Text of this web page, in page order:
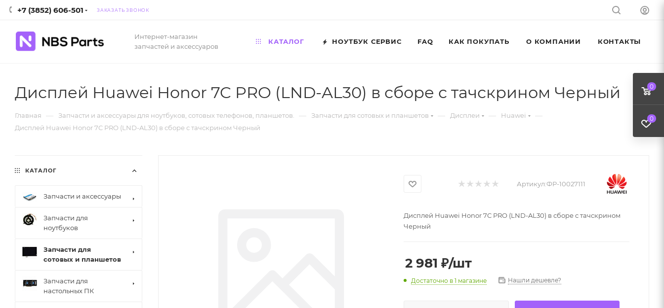
+7 (3852) 606-501 ЗАКАЗАТЬ ЗВОНОК
Интернет-магазин
запчастей и аксессуаров
КАТАЛОГ НОУТБУК СЕРВИС FAQ КАК ПОКУПАТЬ О КОМПАНИИ КОНТАКТЫ
Дисплей Huawei Honor 7C PRO (LND-AL30) в сборе с тачскрином Черный
Главная — Запчасти и аксессуары для ноутбуков, сотовых телефонов, планшетов. — Запчасти для сотовых и планшетов — Дисплеи — Huawei —
Дисплей Huawei Honor 7C PRO (LND-AL30) в сборе с тачскрином Черный
Артикул:ФР-10027111
Дисплей Huawei Honor 7C PRO (LND-AL30) в сборе с тачскрином
Черный
2 981 ₽/шт
Достаточно в 1 магазине Нашли дешевле?
КАТАЛОГ
Запчасти и аксессуары
Запчасти для
ноутбуков
Запчасти для
сотовых и планшетов
Запчасти для
настольных ПК
0
0